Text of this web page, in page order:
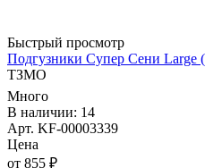
Быстрый просмотр
Подгузники Супер Сени
ТЗМО
Много
В наличии: 14
Арт. KF-00003339
Цена
от 855 ₽